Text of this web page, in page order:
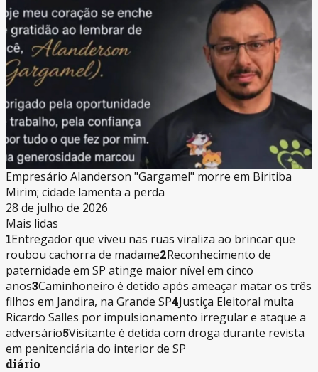
Empresário Alanderson "Gargamel" morre em Biritiba
Mirim; cidade lamenta a perda
28 de julho de 2026
Mais lidas
1Entregador que viveu nas ruas viraliza ao brincar que
roubou cachorra de madame2Reconhecimento de
paternidade em SP atinge maior nível em cinco
anos3Caminhoneiro é detido após ameaçar matar os três
filhos em Jandira, na Grande SP4Justiça Eleitoral multa
Ricardo Salles por impulsionamento irregular e ataque a
adversário5Visitante é detida com droga durante revista
em penitenciária do interior de SP
diário